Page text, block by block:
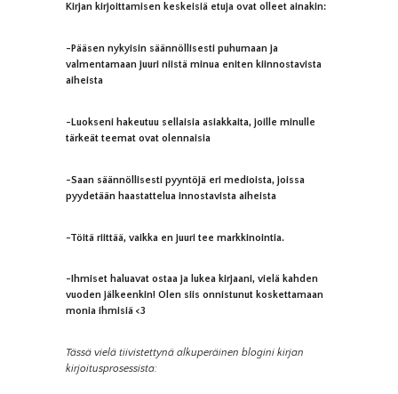
Kirjan kirjoittamisen keskeisiä etuja ovat olleet ainakin:
-Pääsen nykyisin säännöllisesti puhumaan ja
valmentamaan juuri niistä minua eniten kiinnostavista
aiheista
-Luokseni hakeutuu sellaisia asiakkaita, joille minulle
tärkeät teemat ovat olennaisia
-Saan säännöllisesti pyyntöjä eri medioista, joissa
pyydetään haastattelua innostavista aiheista
-Töitä riittää, vaikka en juuri tee markkinointia.
-Ihmiset haluavat ostaa ja lukea kirjaani, vielä kahden
vuoden jälkeenkin! Olen siis onnistunut koskettamaan
monia ihmisiä <3
Tässä vielä tiivistettynä alkuperäinen blogini kirjan
kirjoitusprosessista: